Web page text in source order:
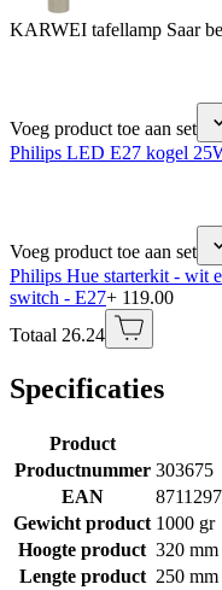
KARWEI tafellamp Saar
Voeg product toe aan set
Philips LED E27 kogel
Voeg product toe aan set
Philips Hue starterkit - wit
switch - E27+ 119.00
Totaal 26.24
Specificaties
Product
Productnummer 303675
EAN
Gewicht product 1000 gr
Hoogte product 320 mm
Lengte product 250 mm